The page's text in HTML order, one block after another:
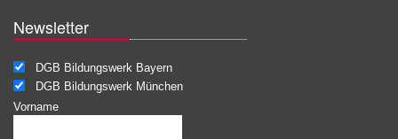
Newsletter
DGB Bildungswerk Bayern
DGB Bildungswerk München
Vorname